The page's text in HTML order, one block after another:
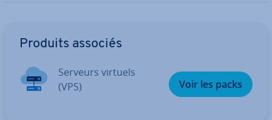
Produits associés
Serveurs virtuels
(VPS)
Voir les packs